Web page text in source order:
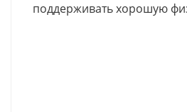
поддерживать хорошую